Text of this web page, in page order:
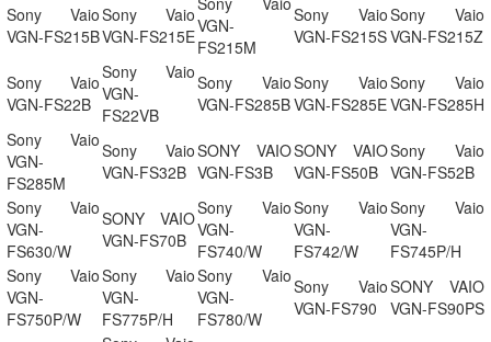
Sony Vaio
VGN-FS215B
Sony Vaio
VGN-FS215EVGN-
FS215M
Sony Vaio
VGN-FS215S
Sony Vaio
VGN-FS215Z
Sony Vaio
VGN-FS22B
Sony Vaio
VGN-
FS22VB
Sony Vaio
VGN-FS285B
Sony Vaio
VGN-FS285E
Sony Vaio
VGN-FS285H
Sony Vaio
VGN-
FS285M
Sony Vaio
VGN-FS32B
SONY VAIO
VGN-FS3B
SONY VAIO
VGN-FS50B
Sony Vaio
VGN-FS52B
Sony Vaio
VGN-
FS630/W
SONY VAIO
VGN-FS70B
Sony Vaio
VGN-
FS740/W
Sony Vaio
VGN-
FS742/W
Sony Vaio
VGN-
FS745P/H
Sony Vaio
VGN-
FS750P/W
Sony Vaio
VGN-
FS775P/H
Sony Vaio
VGN-
FS780/W
Sony Vaio
VGN-FS790
SONY VAIO
VGN-FS90PS